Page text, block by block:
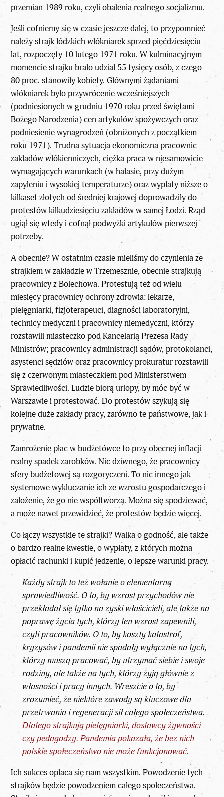
przemian 1989 roku, czyli obalenia realnego socjalizmu.
Jeśli cofniemy się w czasie jeszcze dalej, to przypomnieć
należy strajk łódzkich włókniarek sprzed pięćdziesięciu
lat, rozpoczęty 10 lutego 1971 roku. W kulminacyjnym
momencie strajku brało udział 55 tysięcy osób, z czego
80 proc. stanowiły kobiety. Głównymi żądaniami
włókniarek było przywrócenie wcześniejszych
(podniesionych w grudniu 1970 roku przed świętami
Bożego Narodzenia) cen artykułów spożywczych oraz
podniesienie wynagrodzeń (obniżonych z początkiem
roku 1971). Trudna sytuacja ekonomiczna pracownic
zakładów włókienniczych, ciężka praca w niesamowicie
wymagających warunkach (w hałasie, przy dużym
zapyleniu i wysokiej temperaturze) oraz wypłaty niższe o
kilkaset złotych od średniej krajowej doprowadziły do
protestówkilkudziesięciu zakładów w samej Łodzi. Rząd
ugiął się wtedy i cofnął podwyżki artykułów pierwszej
potrzeby.
A obecnie? W ostatnim czasie mieliśmy do czynienia ze
strajkiem w zakładzie w Trzemesznie, obecnie strajkują
pracownicy z Bolechowa. Protestują też od wielu
miesięcy pracownicy ochrony zdrowia: lekarze,
pielęgniarki, fizjoterapeuci, diagności laboratoryjni,
technicy medyczni i pracownicy niemedyczni, którzy
rozstawili miasteczko pod Kancelarią Prezesa Rady
Ministrów; pracownicy administracji sądów, protokolanci,
asystenci sędziów oraz pracownicy prokuratur rozstawili
się z czerwonym miasteczkiem pod Ministerstwem
Sprawiedliwości. Ludzie biorą urlopy, by móc być w
Warszawie i protestować. Do protestów szykują się
kolejne duże zakłady pracy, zarówno te państwowe, jak i
prywatne.
Zamrożenie płac w budżetówce to przy obecnej inflacji
realny spadek zarobków. Nic dziwnego, że pracownicy
sfery budżetowej są rozgoryczeni. To nic innego jak
systemowe wykluczanie ich ze wzrostu gospodarczego i
założenie, że go nie współtworzą. Można się spodziewać,
a może nawet przewidzieć, że protestów będzie więcej.
Co łączy wszystkie te strajki? Walka o godność, ale także
o bardzo realne kwestie, o wypłaty, z których można
opłacić rachunki i kupić jedzenie, o lepsze warunki pracy.
Każdy strajk to też wołanie o elementarną
sprawiedliwość. O to, by wzrost przychodów nie
przekładał się tylko na zyski właścicieli, ale także na
poprawę życia tych, którzy ten wzrost zapewnili,
czyli pracowników. O to, by koszty katastrof,
kryzysów i pandemii nie spadały wyłącznie na tych,
którzy muszą pracować, by utrzymać siebie i swoje
rodziny, ale także na tych, którzy żyją głównie z
własności i pracy innych. Wreszcie o to, by
zrozumieć, że niektóre zawody są kluczowe dla
przetrwania i regeneracji sił całego społeczeństwa.
Dlatego strajkują pielęgniarki, dostawcy żywności
czy pedagodzy. Pandemia pokazała, że bez nich
polskie społeczeństwo nie może funkcjonować.
Ich sukces opłaca się nam wszystkim. Powodzenie tych
strajków będzie powodzeniem całego społeczeństwa.